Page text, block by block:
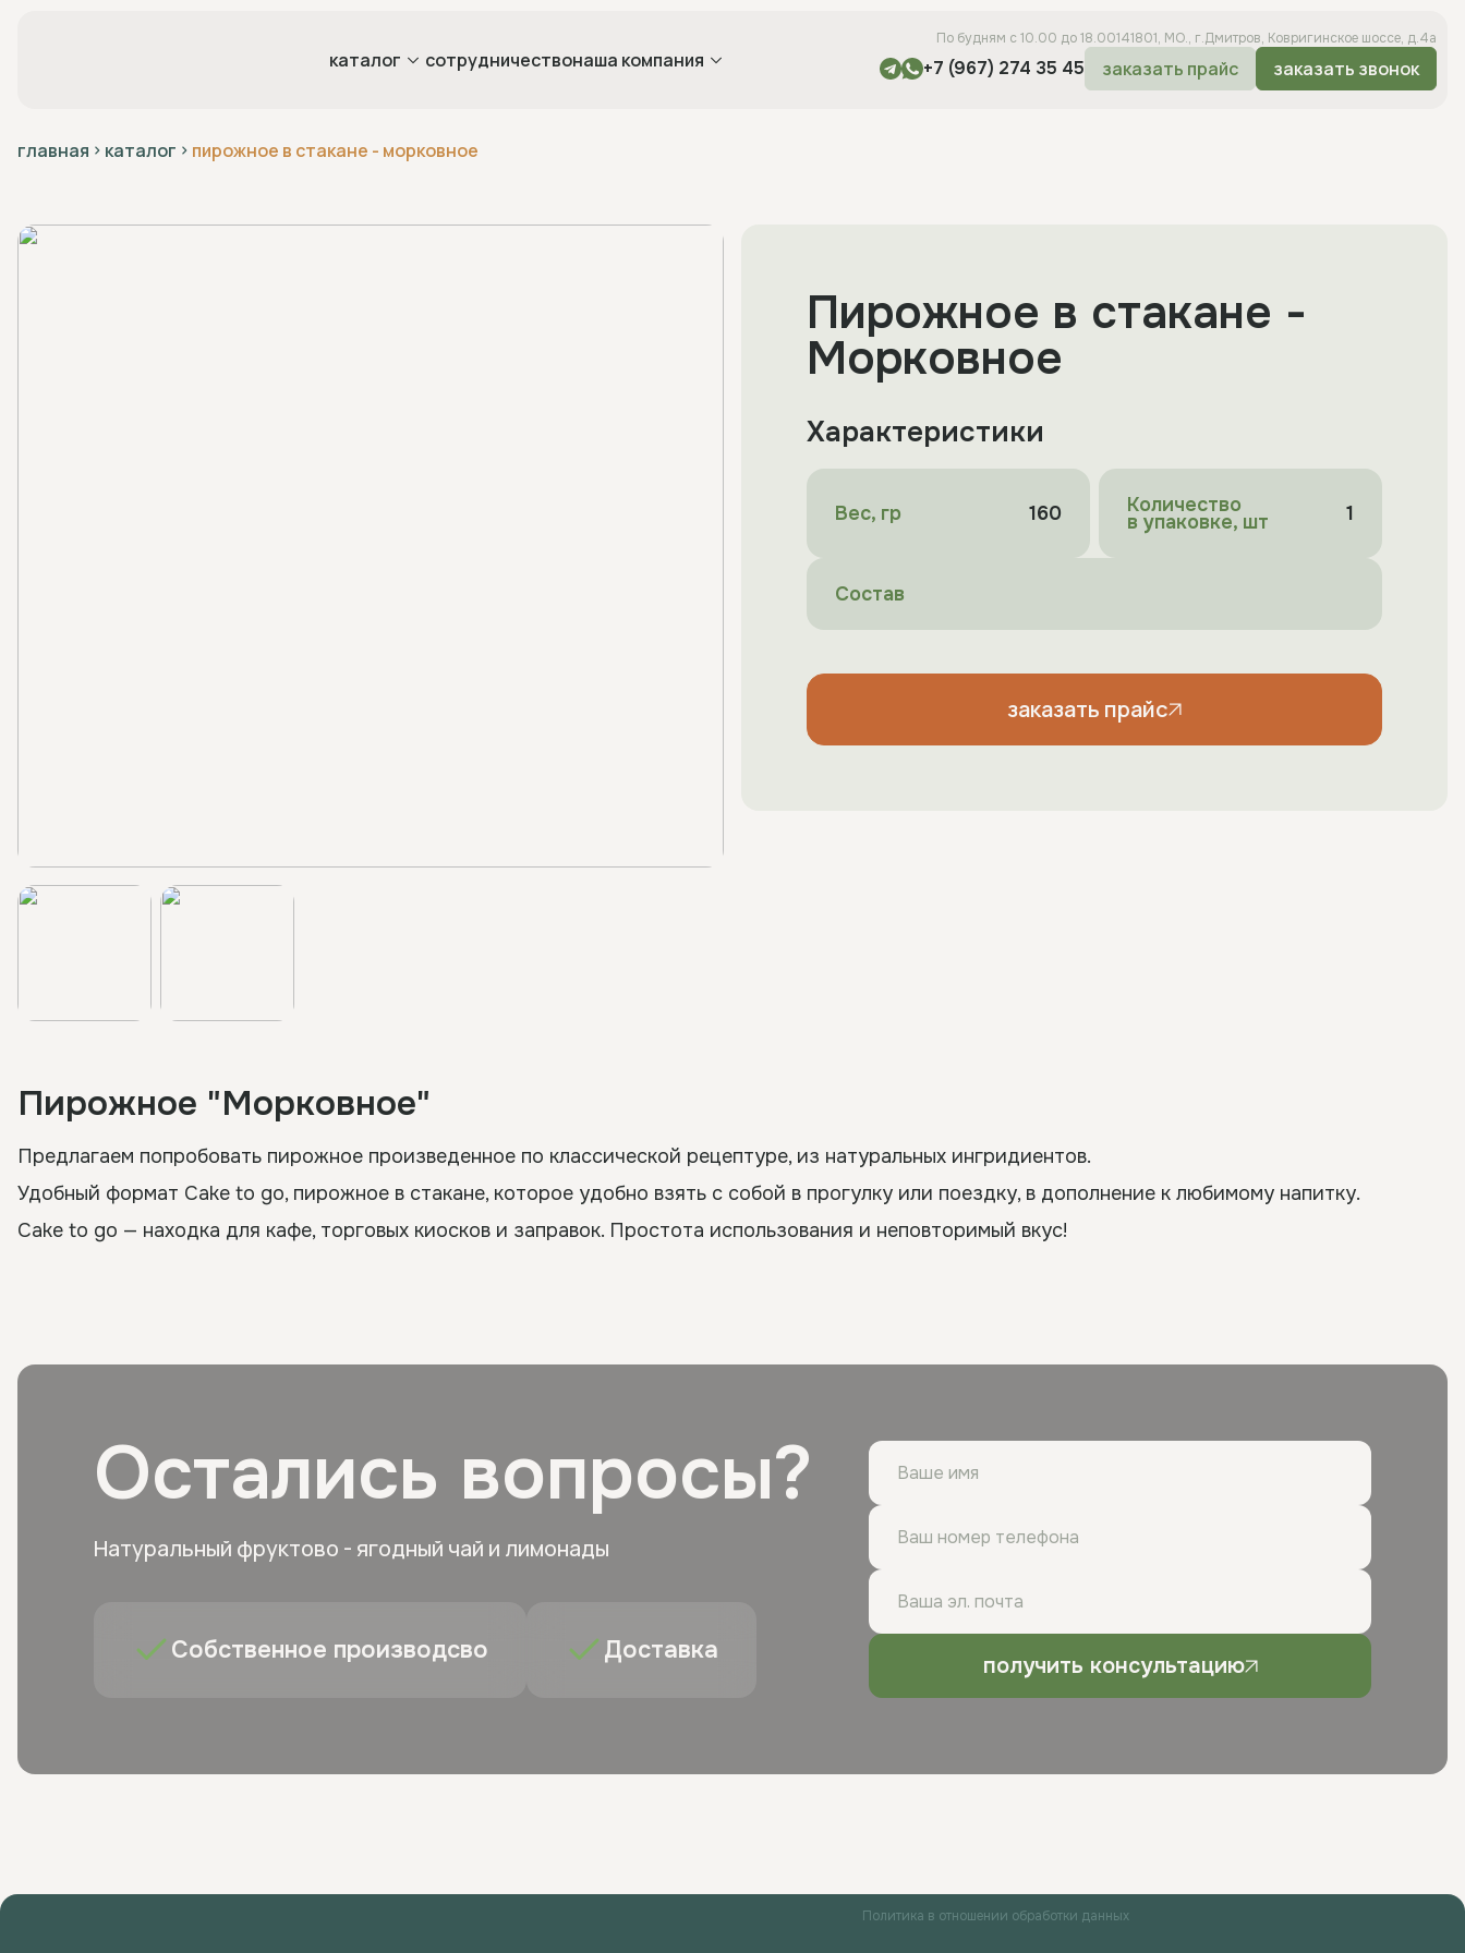
каталог сотрудничествонаша компания
По будням с 10.00 до 18.00141801, МО., г.Дмитров, Ковригинское шоссе, д.4а
+7 (967) 274 35 45 заказать прайс заказать звонок
главная каталог пирожное в стакане - морковное
Пирожное в стакане -
Морковное
Характеристики
Вес, гр 160 Количество
в упаковке, шт 1
Состав
заказать прайс
Пирожное "Морковное"
Предлагаем попробовать пирожное произведенное по классической рецептуре, из натуральных ингридиентов.
Удобный формат Cake to go, пирожное в стакане, которое удобно взять с собой в прогулку или поездку, в дополнение к любимому напитку.
Cake to go — находка для кафе, торговых киосков и заправок. Простота использования и неповторимый вкус!
Остались вопросы?
Натуральный фруктово - ягодный чай и лимонады
Собственное производсво Доставка получить консультацию
Политика в отношении обработки данных